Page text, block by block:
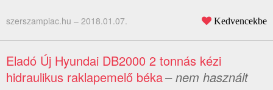
szerszampiac.hu – 2018.01.07. Kedvencekbe
Eladó Új Hyundai DB2000 2 tonnás kézi
hidraulikus raklapemelő béka– nem használt